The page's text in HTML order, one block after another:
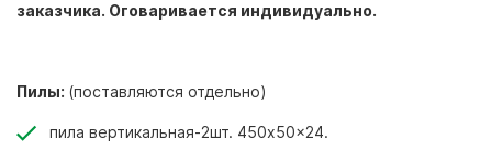
заказчика. Оговаривается индивидуально.
Пилы: (поставляются отдельно)
пила вертикальная-2шт. 450x50x24.